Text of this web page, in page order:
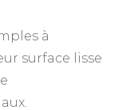
à
surface lisse